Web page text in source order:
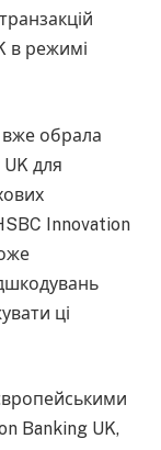
в режимі
вже обрала
для
Innovation
ці
Banking UK,